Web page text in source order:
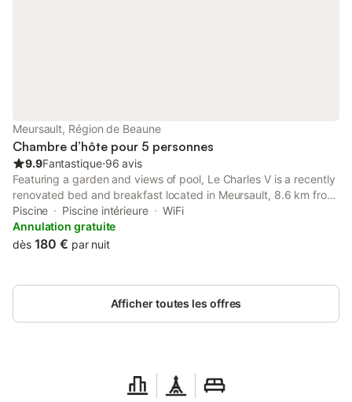
peut être organisée pour vous aider à découvrir les environs, et
le service de conciergerie est disponible pour répondre à
Meursault, Région de Beaune
Chambre d’hôte pour 5 personnes
9.9Fantastique⋅96 avis
Featuring a garden and views of pool, Le Charles V is a recently
renovated bed and breakfast located in Meursault, 8.6 km from
Hospices Civils de Beaune.
Piscine Piscine intérieure
WiFi
Annulation gratuite
dès 180 € par nuit
Afficher toutes les offres